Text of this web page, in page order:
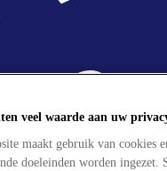
veel waarde aan uw
maakt gebruik van
doeleinden worden